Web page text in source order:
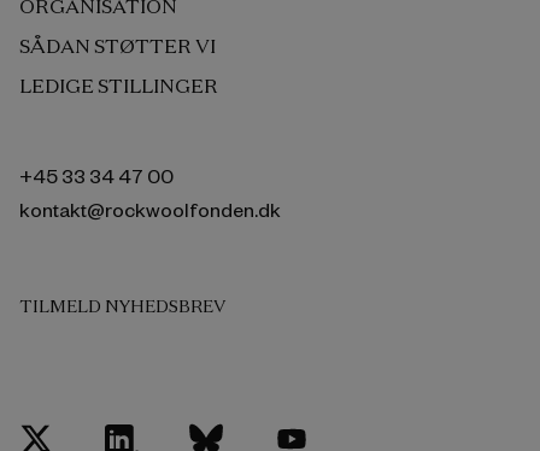
ORGANISATION
SÅDAN STØTTER VI
LEDIGE STILLINGER
+45 33 34 47 00
kontakt@rockwoolfonden.dk
TILMELD NYHEDSBREV